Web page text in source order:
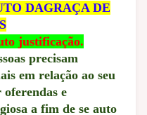
DAGRAÇA DE
justificação.
precisam
em relação ao seu
e
a fim de se auto